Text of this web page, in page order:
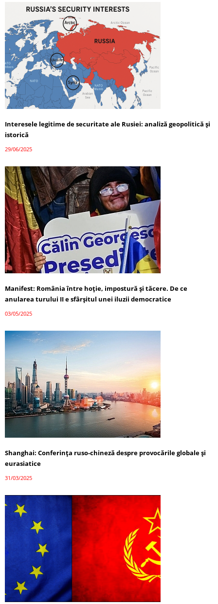
Interesele legitime de securitate ale Rusiei: analiză geopolitică și
istorică
29/06/2025
Manifest: România între hoție, impostură și tăcere. De ce
anularea turului II e sfârșitul unei iluzii democratice
03/05/2025
Shanghai: Conferința ruso-chineză despre provocările globale și
eurasiatice
31/03/2025